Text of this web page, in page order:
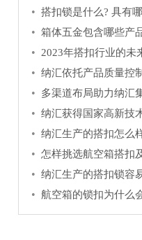
搭扣锁是什么? 具有
箱体五金包含哪些产
2023年搭扣行业的未
纳汇依托产品质量控
多渠道布局助力纳汇
纳汇获得国家高新技
纳汇生产的搭扣怎么
怎样挑选航空箱搭扣
纳汇生产的搭扣锁容
航空箱的锁扣为什么